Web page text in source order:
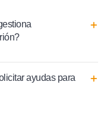
ayudas para